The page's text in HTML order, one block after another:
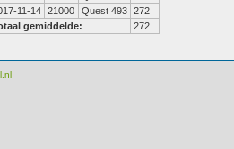
11-14 21000 Quest 493 272
gemiddelde:
272